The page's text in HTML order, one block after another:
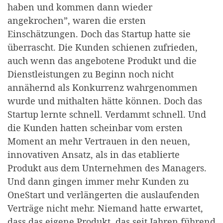
haben und kommen dann wieder
angekrochen”, waren die ersten
Einschätzungen. Doch das Startup hatte sie
überrascht. Die Kunden schienen zufrieden,
auch wenn das angebotene Produkt und die
Dienstleistungen zu Beginn noch nicht
annähernd als Konkurrenz wahrgenommen
wurde und mithalten hätte können. Doch das
Startup lernte schnell. Verdammt schnell. Und
die Kunden hatten scheinbar vom ersten
Moment an mehr Vertrauen in den neuen,
innovativen Ansatz, als in das etablierte
Produkt aus dem Unternehmen des Managers.
Und dann gingen immer mehr Kunden zu
OneStart und verlängerten die auslaufenden
Verträge nicht mehr. Niemand hatte erwartet,